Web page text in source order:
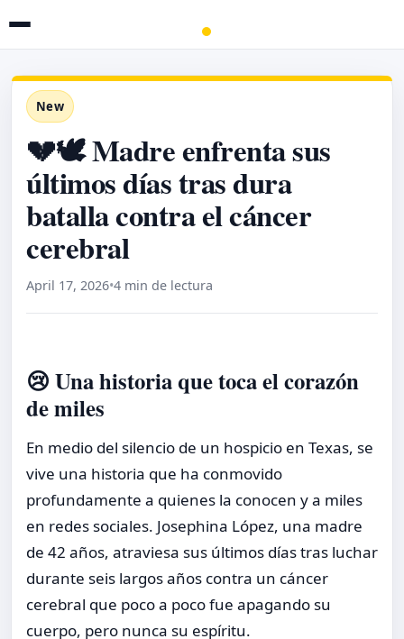
New
💔🕊️ Madre enfrenta sus
últimos días tras dura
batalla contra el cáncer
cerebral
April 17, 2026•4 min de lectura
😢 Una historia que toca el corazón
de miles
En medio del silencio de un hospicio en Texas, se
vive una historia que ha conmovido
profundamente a quienes la conocen y a miles
en redes sociales. Josephina López, una madre
de 42 años, atraviesa sus últimos días tras luchar
durante seis largos años contra un cáncer
cerebral que poco a poco fue apagando su
cuerpo, pero nunca su espíritu.